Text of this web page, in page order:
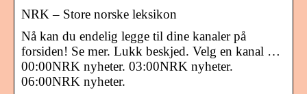
NRK – Store norske leksikon
Nå kan du endelig legge til dine kanaler på
forsiden! Se mer. Lukk beskjed. Velg en kanal …
00:00NRK nyheter. 03:00NRK nyheter.
06:00NRK nyheter.